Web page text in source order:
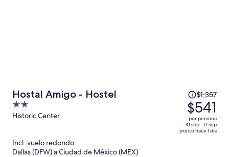
Hostal Amigo - Hostel
2
out
Historic Center
El
precio
era
de
$1,357
$1,357
$541
por persona
10 sep - 17 sep
precio hace 1 día
Incl. vuelo redondo
Dallas (DFW) a Ciudad de México (MEX)